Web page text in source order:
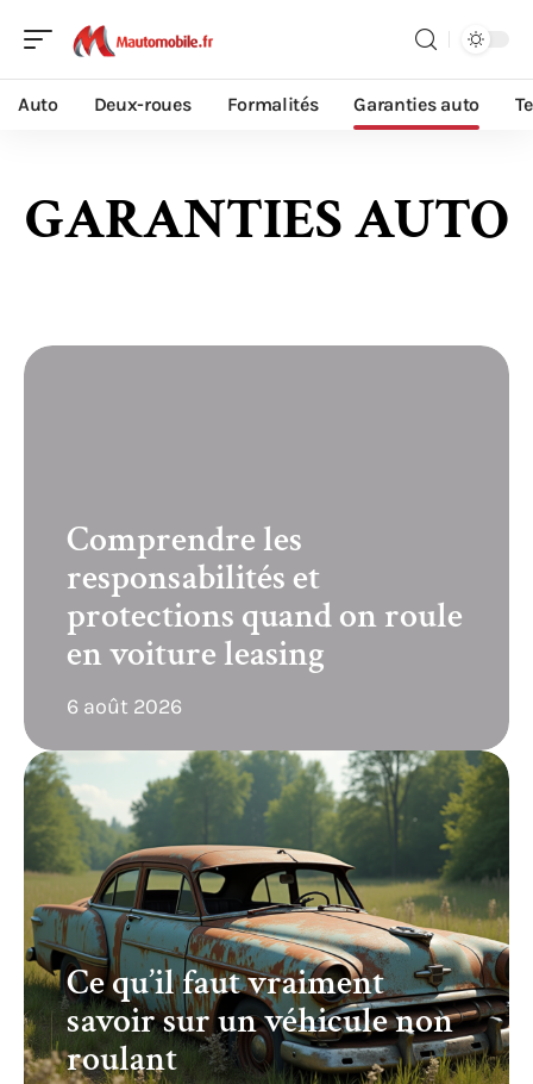
Auto Deux-roues Formalités Garanties auto
GARANTIES AUTO
Comprendre les
responsabilités et
protections quand on roule
en voiture leasing
6 août 2026
Ce qu’il faut vraiment
savoir sur un véhicule non
roulant